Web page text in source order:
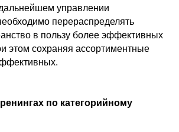
управлении
перераспределять
в пользу более эффективных
этом сохраняя ассортиментные
по категорийному